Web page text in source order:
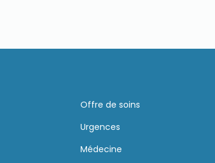
Offre de soins
Urgences
Médecine